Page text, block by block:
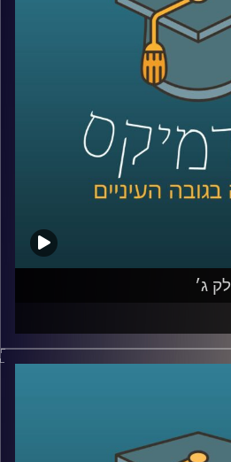
עם לבנון שלא נראתה מזה
והאם מתישהו נצליח להגיע
אלינו שוב ד״ר חיים קורן, בית ספר
אוניברסיטת רייכמן.
לדרום סודאן ומצרים.
הלחימה אך מאוד רלוונטי כדי
שבו אנחנו היום
ג׳
שנפתחה ב-7 באוקטובר בין ישראל לחמאס לא
החותים פועלים במצרי באב אל
המערכה על סודאן, שותפה
אברהם. שבימים אלו מבוקשת מכל